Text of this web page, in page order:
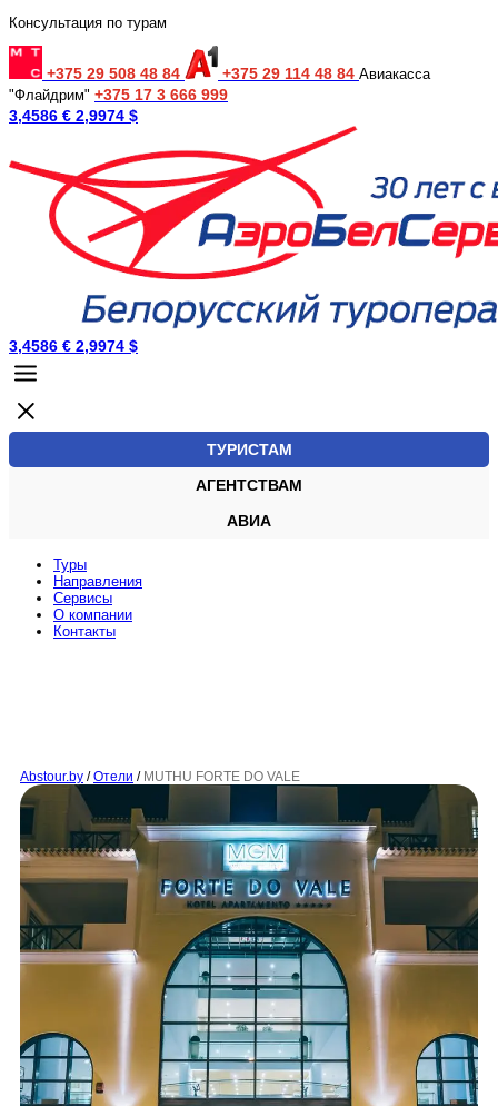
Консультация по турам
+375 29 508 48 84 +375 29 114 48 84 Авиакасса
"Флайдрим" +375 17 3 666 999
3,4586 € 2,9974 $
3,4586 € 2,9974 $
ТУРИСТАМ
АГЕНТСТВАМ
АВИА
Туры
Направления
Сервисы
O компании
Контакты
Abstour.by / Отели / MUTHU FORTE DO VALE